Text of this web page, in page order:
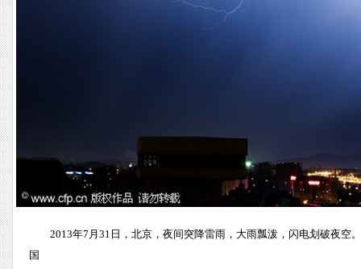
2013年7月31日，北京，夜间突降雷雨，大雨瓢泼，闪电划破夜空
国